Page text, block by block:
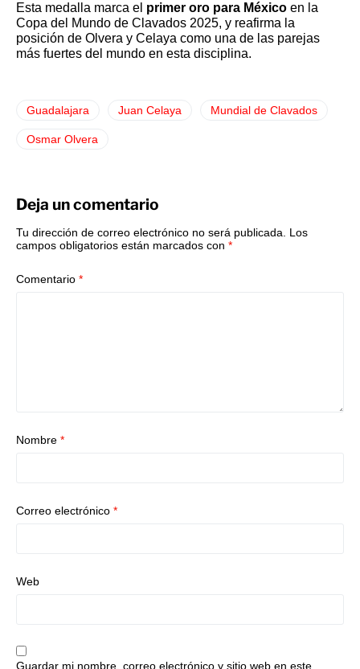
Esta medalla marca el primer oro para México en la
Copa del Mundo de Clavados 2025, y reafirma la
posición de Olvera y Celaya como una de las parejas
más fuertes del mundo en esta disciplina.
Guadalajara Juan Celaya Mundial de Clavados
Osmar Olvera
Deja un comentario
Tu dirección de correo electrónico no será publicada.
Los
campos obligatorios están marcados con *
Comentario *
Nombre *
Correo electrónico *
Web
Guardar mi nombre, correo electrónico y sitio web en este